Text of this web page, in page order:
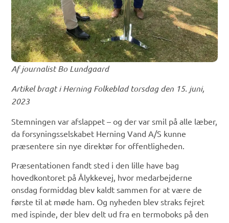
Af journalist Bo Lundgaard
Artikel bragt i Herning Folkeblad torsdag den 15. juni,
2023
Stemningen var afslappet – og der var smil på alle læber,
da forsyningsselskabet Herning Vand A/S kunne
præsentere sin nye direktør for offentligheden.
Præsentationen fandt sted i den lille have bag
hovedkontoret på Ålykkevej, hvor medarbejderne
onsdag formiddag blev kaldt sammen for at være de
første til at møde ham. Og nyheden blev straks fejret
med ispinde, der blev delt ud fra en termoboks på den